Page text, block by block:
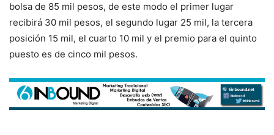
bolsa de 85 mil pesos, de este modo el primer lugar
recibirá 30 mil pesos, el segundo lugar 25 mil, la tercera
posición 15 mil, el cuarto 10 mil y el premio para el quinto
puesto es de cinco mil pesos.